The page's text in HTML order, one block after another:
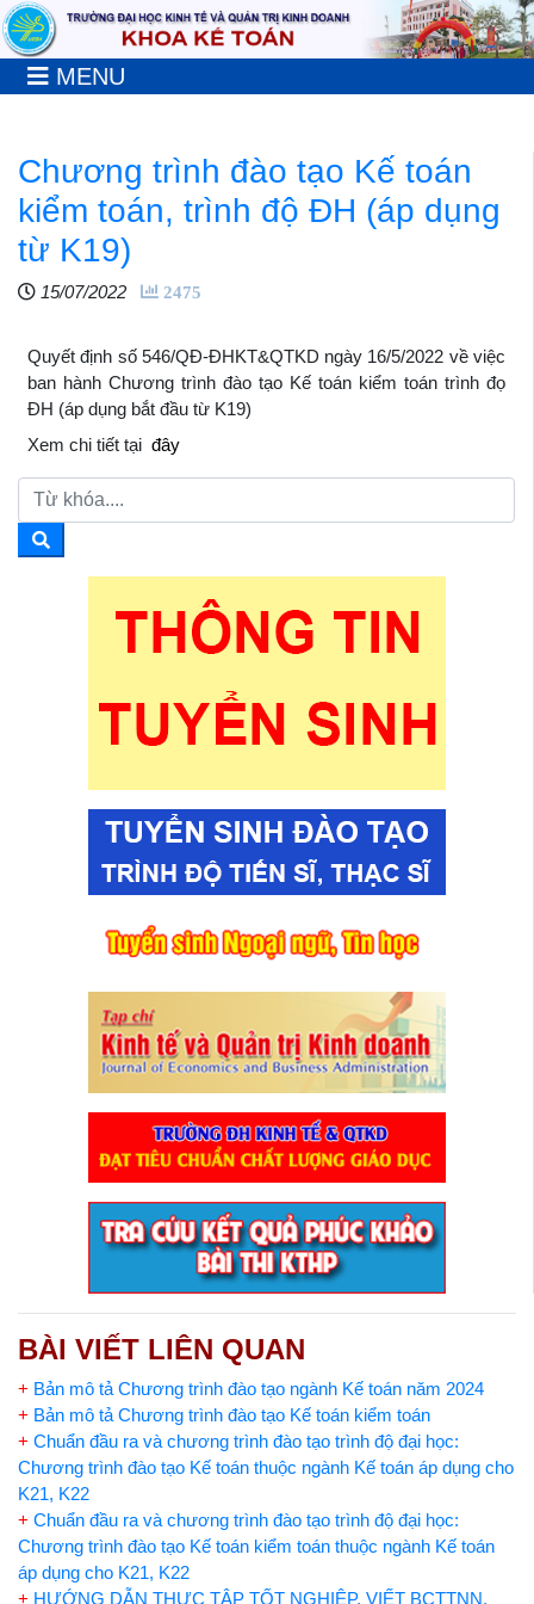
MENU
Chương trình đào tạo Kế toán
kiểm toán, trình độ ĐH (áp dụng
từ K19)
15/07/2022 2475
Quyết định số 546/QĐ-ĐHKT&QTKD ngày 16/5/2022 về việc
ban hành Chương trình đào tạo Kế toán kiểm toán trình đọ
ĐH (áp dụng bắt đầu từ K19)
Xem chi tiết tại đây
BÀI VIẾT LIÊN QUAN
+ Bản mô tả Chương trình đào tạo ngành Kế toán năm 2024
+ Bản mô tả Chương trình đào tạo Kế toán kiểm toán
+ Chuẩn đầu ra và chương trình đào tạo trình độ đại học:
Chương trình đào tạo Kế toán thuộc ngành Kế toán áp dụng cho
K21, K22
+ Chuẩn đầu ra và chương trình đào tạo trình độ đại học:
Chương trình đào tạo Kế toán kiểm toán thuộc ngành Kế toán
áp dụng cho K21, K22
+ HƯỚNG DẪN THỰC TẬP TỐT NGHIỆP, VIẾT BCTTNN,